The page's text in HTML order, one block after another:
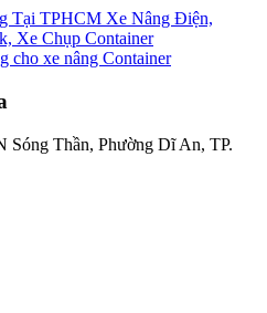
Tại TPHCM Xe Nâng Điện,
Xe Chụp Container
cho xe nâng Container
Sóng Thần, Phường Dĩ An, TP.